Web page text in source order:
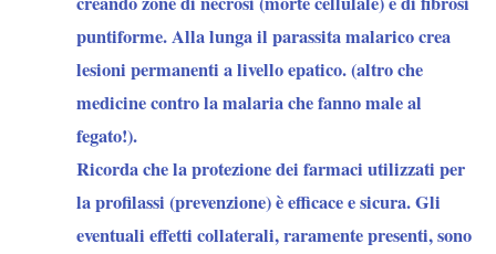
puntiforme. Alla lunga il parassita malarico crea
lesioni permanenti a livello epatico. (altro che
medicine contro la malaria che fanno male al
fegato!).
Ricorda che la protezione dei farmaci utilizzati per
la profilassi (prevenzione) è efficace e sicura. Gli
eventuali effetti collaterali, raramente presenti, sono